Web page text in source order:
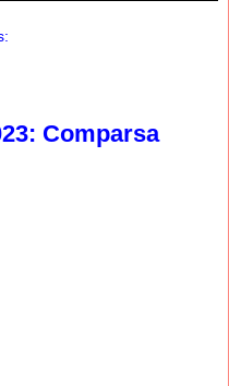
Comparsa